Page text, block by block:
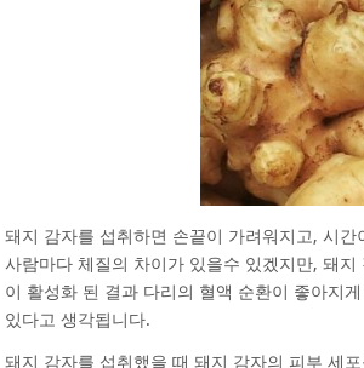
돼지 감자를 섭취하면 손끝이 가려워지고, 시
사람마다 체질의 차이가 있을수 있겠지만, 돼
이 활성화 된 결과 다리의 혈액 순환이 좋아지
있다고 생각됩니다.
돼지 감자를 섭취했을 때 돼지 감자의 피부 세